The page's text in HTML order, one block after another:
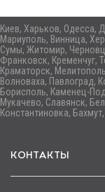
Киев, Харьков, Одесса,
Мариуполь, Винница,
Сумы, Житомир,
Франковск, Кременчуг,
Краматорск,
Волноваха, Павлоград,
Борисполь, Каменец-
Мукачево, Славянск,
Константиновка,
КОНТАКТЫ